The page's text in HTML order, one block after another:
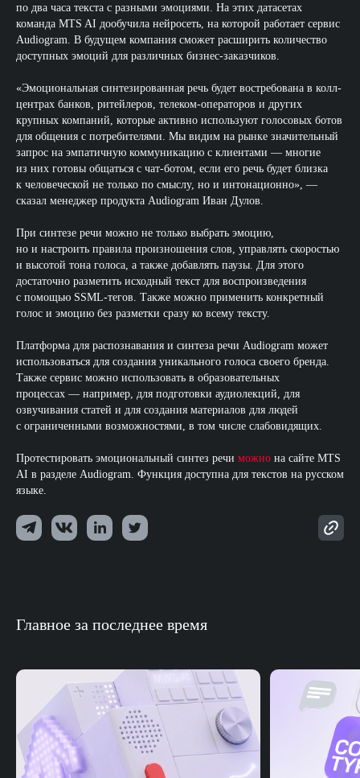
по два часа текста с разными эмоциями. На этих датасетах
команда MTS AI дообучила нейросеть, на которой работает сервис
Audiogram. В будущем компания сможет расширить количество
доступных эмоций для различных бизнес-заказчиков.
«Эмоциональная синтезированная речь будет востребована в колл-
центрах банков, ритейлеров, телеком-операторов и других
крупных компаний, которые активно используют голосовых ботов
для общения с потребителями. Мы видим на рынке значительный
запрос на эмпатичную коммуникацию с клиентами — многие
из них готовы общаться с чат-ботом, если его речь будет близка
к человеческой не только по смыслу, но и интонационно», —
сказал менеджер продукта Audiogram Иван Дулов.
При синтезе речи можно не только выбрать эмоцию,
но и настроить правила произношения слов, управлять скоростью
и высотой тона голоса, а также добавлять паузы. Для этого
достаточно разметить исходный текст для воспроизведения
с помощью SSML-тегов. Также можно применить конкретный
голос и эмоцию без разметки сразу ко всему тексту.
Платформа для распознавания и синтеза речи Audiogram может
использоваться для создания уникального голоса своего бренда.
Также сервис можно использовать в образовательных
процессах — например, для подготовки аудиолекций, для
озвучивания статей и для создания материалов для людей
с ограниченными возможностями, в том числе слабовидящих.
Протестировать эмоциональный синтез речи можно на сайте MTS
AI в разделе Audiogram. Функция доступна для текстов на русском
языке.
Главное за последнее время